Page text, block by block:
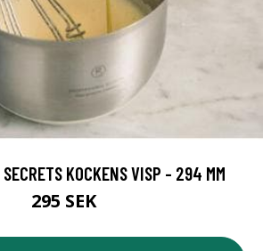
SECRETS KOCKENS VISP - 294 MM
295 SEK